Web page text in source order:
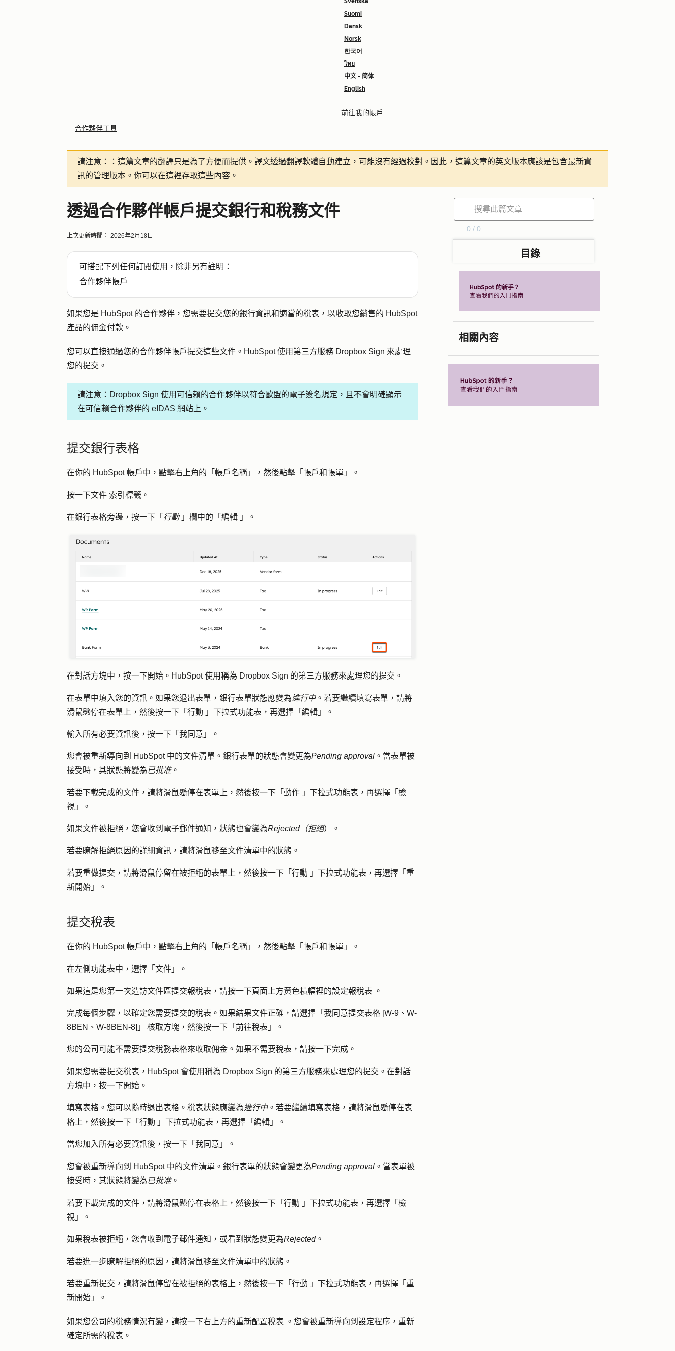
Suomi
Dansk
Norsk
한국어
ไทย
中文 - 简体
English
前往我的帳戶
合作夥伴工具
請注意：
：這篇文章的翻譯只是為了方便而提供。譯文透過翻譯軟體自動建立，可能沒有經過校對。因此，這篇文章的英文版本應該是包含最新資
訊的管理版本。你可以在這裡存取這些內容。
透過合作夥伴帳戶提交銀行和稅務文件
上次更新時間： 2026年2月18日
可搭配下列任何訂閱使用，除非另有註明：
合作夥伴帳戶
如果您是 HubSpot 的合作夥伴，您需要提交您的銀行資訊和適當的稅表 ，以收取您銷售的 HubSpot
產品的佣金付款。
您可以直接通過您的合作夥伴帳戶提交這些文件。HubSpot 使用第三方服務 Dropbox Sign 來處理
您的提交。
請注意： Dropbox Sign 使用可信賴的合作夥伴以符合歐盟的電子簽名規定，且不會明確顯示
在可信賴合作夥伴的 eIDAS 網站上 。
提交銀行表格
在你的 HubSpot 帳戶中，點擊右上角的「帳戶名稱」，然後點擊「 帳戶和帳單 」。
按一下文件 索引標籤。
在銀行表格旁邊，按一下「 行動 」欄中的「 編輯 」。
在對話方塊中，按一下開始 。HubSpot 使用稱為 Dropbox Sign 的第三方服務來處理您的提交。
在表單中填入您的資訊。如果您退出表單，銀行表單狀態應變為進行中。若要繼續填寫表單，請將
滑鼠懸停在表單上，然後按一下「 行動 」下拉式功能表，再選擇「 編輯 」。
輸入所有必要資訊後，按一下「 我同意 」。
您會被重新導向到 HubSpot 中的文件清單。銀行表單的狀態會變更為Pending approval 。當表單被
接受時，其狀態將變為已批准。
若要下載完成的文件，請將滑鼠懸停在表單上，然後按一下「 動作 」下拉式功能表，再選擇「 檢
視 」。
如果文件被拒絕，您會收到電子郵件通知，狀態也會變為Rejected（拒絕）。
若要瞭解拒絕原因的詳細資訊，請將滑鼠移至文件清單中的狀態。
若要重做提交，請將滑鼠停留在被拒絕的表單上，然後按一下「 行動 」下拉式功能表，再選擇「 重
新開始」
。
提交稅表
在你的 HubSpot 帳戶中，點擊右上角的「帳戶名稱」，然後點擊「 帳戶和帳單 」。
在左側功能表中，選擇「 文件 」。
如果這是您第一次造訪文件區提交報稅表，請按一下頁面上方黃色橫幅裡的設定報稅表 。
完成每個步驟，以確定您需要提交的稅表。如果結果文件正確，請選擇「 我同意提交表格 [W-9、W-
8BEN、W-8BEN-8]」 核取方塊，然後按一下「 前往稅表 」。
您的公司可能不需要提交稅務表格來收取佣金。如果不需要稅表，請按一下完成 。
如果您需要提交稅表，HubSpot 會使用稱為 Dropbox Sign 的第三方服務來處理您的提交。在對話
方塊中，按一下開始 。
填寫表格。您可以隨時退出表格。稅表狀態應變為進行中。若要繼續填寫表格，請將滑鼠懸停在表
格上，然後按一下「 行動 」下拉式功能表，再選擇「 編輯 」。
當您加入所有必要資訊後，按一下「 我同意 」。
您會被重新導向到 HubSpot 中的文件清單。銀行表單的狀態會變更為Pending approval 。當表單被
接受時，其狀態將變為已批准。
若要下載完成的文件，請將滑鼠懸停在表格上，然後按一下「 行動 」下拉式功能表，再選擇「 檢
視 」。
如果稅表被拒絕，您會收到電子郵件通知，或看到狀態變更為Rejected。
若要進一步瞭解拒絕的原因，請將滑鼠移至文件清單中的狀態。
若要重新提交，請將滑鼠停留在被拒絕的表格上，然後按一下「 行動 」下拉式功能表，再選擇「 重
新開始」
。
如果您公司的稅務情況有變，請按一下右上方的重新配置稅表 。您會被重新導向到設定程序，重新
確定所需的稅表。
0 / 0
目錄
相關內容